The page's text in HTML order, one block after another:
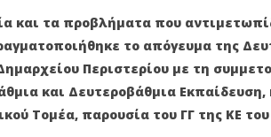
ΠΡΟΣΤΙΜΑ ΚΑΙ
ΔΙΠΛΩΜΑΤΟΣ
ΠΡΩΤΟΒΑΘΜΙΑΣ
ΔΗΜΟΙ
10
Νοεμβρίου
2021
Maxitis
Petroupolis
και τα προβλήματα που
το απόγευμα της
Περιστερίου με τη
και Δευτεροβάθμια Εκπαίδευση,
Τομέα, παρουσία του ΓΓ της ΚΕ